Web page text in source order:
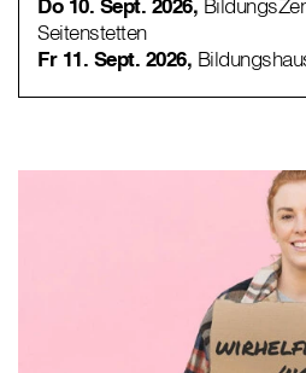
Do 10. Sept. 2026,
Seitenstetten
Fr 11. Sept. 2026,